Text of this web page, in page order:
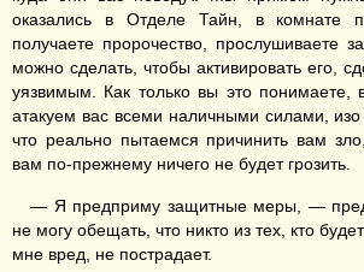
оказались в Отделе Тайн, в комнате
получаете пророчество, прослушиваете
можно сделать, чтобы активировать его,
уязвимым. Как только вы это
атакуем вас всеми наличными силами, изо
что реально пытаемся причинить вам
вам по-прежнему ничего не будет грозить.
— Я предприму защитные меры, —
не могу обещать, что никто из тех, кто
мне вред, не пострадает.